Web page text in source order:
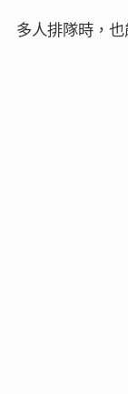
多人排隊時，